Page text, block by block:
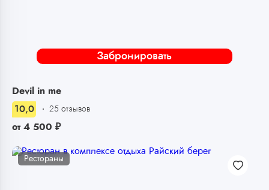
Забронировать
Devil in me
10,0
25 отзывов
от 4 500 ₽
Рестораны